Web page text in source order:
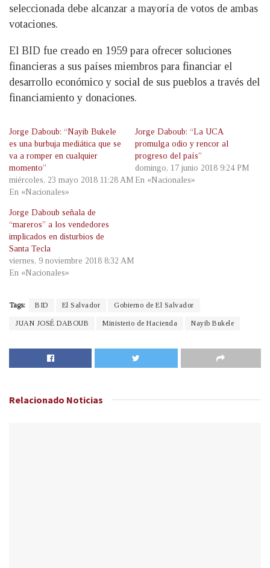
seleccionada debe alcanzar a mayoría de votos de ambas
votaciones.
El BID fue creado en 1959 para ofrecer soluciones
financieras a sus países miembros para financiar el
desarrollo económico y social de sus pueblos a través del
financiamiento y donaciones.
Jorge Daboub: “Nayib Bukele
es una burbuja mediática que se
va a romper en cualquier
momento”
miércoles, 23 mayo 2018 11:28 AM
En «Nacionales»
Jorge Daboub: “La UCA
promulga odio y rencor al
progreso del país”
domingo, 17 junio 2018 9:24 PM
En «Nacionales»
Jorge Daboub señala de
“mareros” a los vendedores
implicados en disturbios de
Santa Tecla
viernes, 9 noviembre 2018 8:32 AM
En «Nacionales»
Tags: BID El Salvador Gobierno de El Salvador
JUAN JOSÉ DABOUB Ministerio de Hacienda Nayib Bukele
Relacionado Noticias